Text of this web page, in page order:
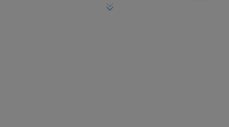
基金会、中华思源工程基金会、爱德基金